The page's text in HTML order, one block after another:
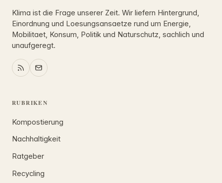
Klima ist die Frage unserer Zeit. Wir liefern Hintergrund,
Einordnung und Loesungsansaetze rund um Energie,
Mobilitaet, Konsum, Politik und Naturschutz, sachlich und
unaufgeregt.
RUBRIKEN
Kompostierung
Nachhaltigkeit
Ratgeber
Recycling